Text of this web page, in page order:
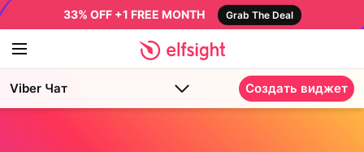
33% OFF +1 FREE MONTH Grab The Deal
Viber Чат Создать виджет